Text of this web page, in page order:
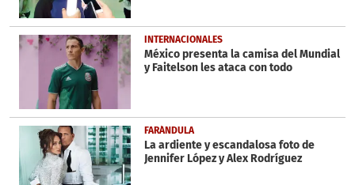
INTERNACIONALES
México presenta la camisa del Mundial
y Faitelson les ataca con todo
FARÁNDULA
La ardiente y escandalosa foto de
Jennifer López y Alex Rodríguez